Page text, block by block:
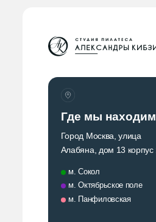
Где мы находимся
Город Москва, улица
м. Октябрьское поле
м. Панфиловская